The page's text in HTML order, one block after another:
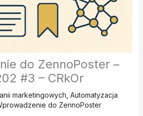
do ZennoPoster –
#3 – CRkOr
marketingowych Automatyzacja
do ZennoPoster